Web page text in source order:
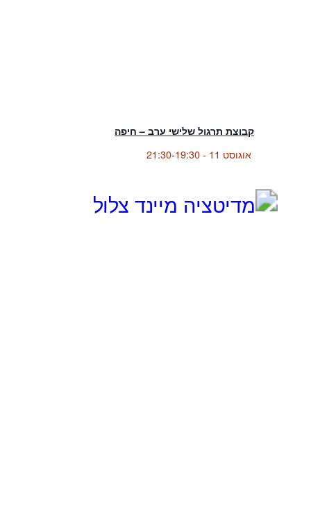
קבוצת תרגול שלישי ערב – חיפה
אוגוסט 11 - 19:30 -
21:30